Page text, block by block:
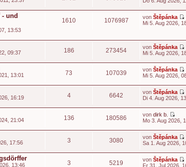
t
r
r
- und
13:53
1610 1076987 von Štěpánka
t
r
Mi 5. Aug 2026,
09:37
186 273454 von Štěpánka
t
r
Mi 5. Aug 2026,
13:01
73 107039 von Štěpánka
t
r
Mi 5. Aug 2026,
16:19
4 6642 von Štěpánka
t
Di 4. Aug 2026,
21:04
136 180586 von dirk b.
N
u
e
s
r
Mo 3. Aug 2026,
17:56
3 3080 von Štěpánka
Sa 1. Aug 2026,
13:46
3 5219 von Štěpánka
Fr 31. Jul 2026,